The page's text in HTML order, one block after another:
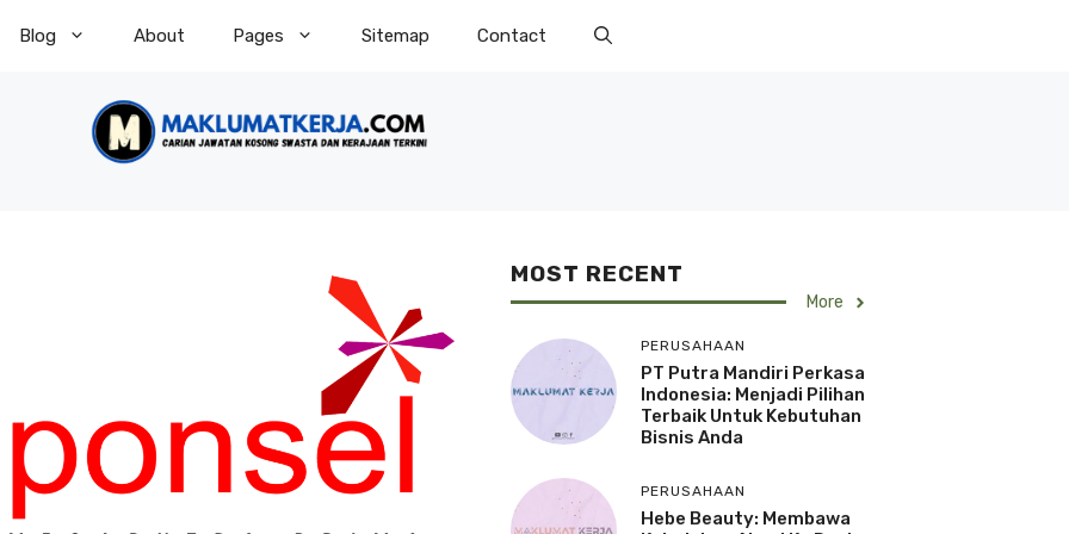
Blog About Pages Sitemap Contact
MOST RECENT
More
PERUSAHAAN
PT Putra Mandiri Perkasa
Indonesia: Menjadi Pilihan
Terbaik Untuk Kebutuhan
Bisnis Anda
PERUSAHAAN
Hebe Beauty: Membawa